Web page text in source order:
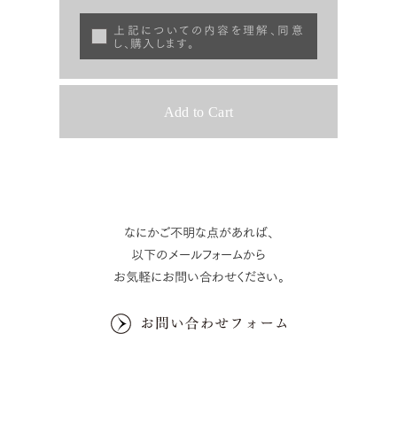
上記についての内容を理解、同意
し、購入します。
なにかご不明な点があれば、
以下のメールフォームから
お気軽にお問い合わせください。